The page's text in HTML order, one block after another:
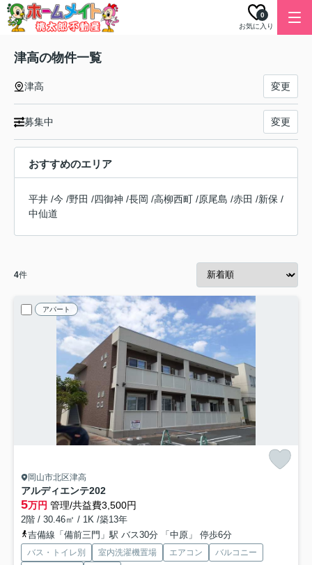
お気に入り
0
津高の物件一覧
津高 変更
募集中 変更
おすすめのエリア
平井 /今 /野田 /四御神 /長岡 /高柳西町 /原尾島 /赤田 /新保 /
中仙道
4件
アパート
岡山市北区津高
アルディエンテ202
5万円 管理/共益費3,500円
2階 / 30.46㎡ / 1K /築13年
吉備線「備前三門」駅 バス30分 「中原」 停歩6分
バス・トイレ別 室内洗濯機置場 エアコン
バルコニー